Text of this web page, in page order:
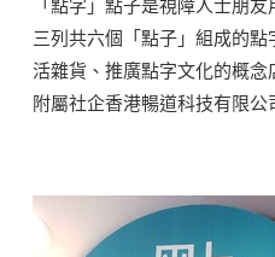
「點字」點子是視障人士朋
三列共六個「點子」組成的
活雜貨、推廣點字文化的概
附屬社企香港暢道科技有限公